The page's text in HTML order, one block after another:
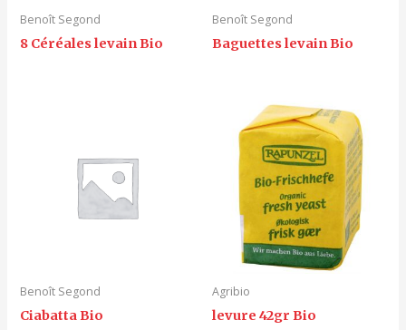
Benoît Segond
8 Céréales levain Bio
Benoît Segond
Baguettes levain Bio
Benoît Segond
Ciabatta Bio
Agribio
levure 42gr Bio